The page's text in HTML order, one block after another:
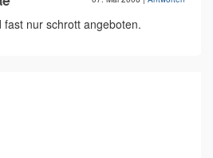
nur schrott angeboten.